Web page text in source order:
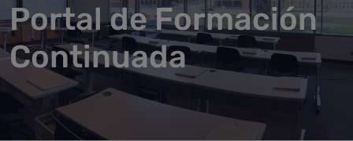
Portal de Formación
Continuada